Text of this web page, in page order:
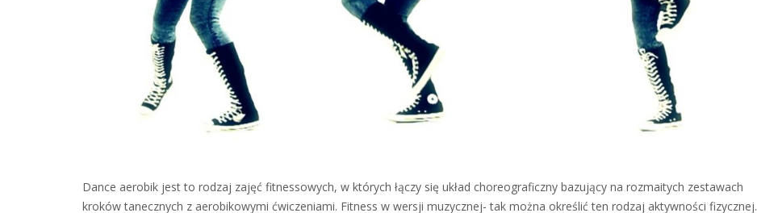
Dance aerobik jest to rodzaj zajęć fitnessowych, w których łączy się układ choreograficzny bazujący na rozmaitych zestawach
kroków tanecznych z aerobikowymi ćwiczeniami. Fitness w wersji muzycznej- tak można określić ten rodzaj aktywności fizycznej.